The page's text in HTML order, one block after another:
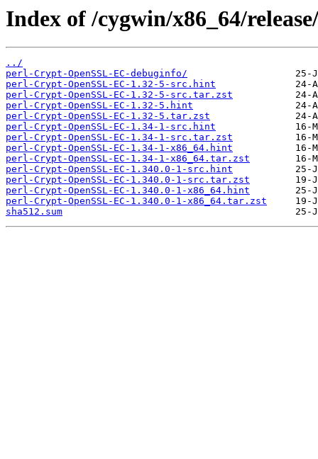
Index of /cygwin/x86_64/
../
perl-Crypt-OpenSSL-EC-debuginfo/
perl-Crypt-OpenSSL-EC-1.32-5-src.hint
perl-Crypt-OpenSSL-EC-1.32-5-src.tar.zst
perl-Crypt-OpenSSL-EC-1.32-5.hint
perl-Crypt-OpenSSL-EC-1.32-5.tar.zst
perl-Crypt-OpenSSL-EC-1.34-1-src.hint
perl-Crypt-OpenSSL-EC-1.34-1-src.tar.zst
perl-Crypt-OpenSSL-EC-1.34-1-x86_64.hint
perl-Crypt-OpenSSL-EC-1.34-1-x86_64.tar.zst
perl-Crypt-OpenSSL-EC-1.340.0-1-src.hint
perl-Crypt-OpenSSL-EC-1.340.0-1-src.tar.zst
perl-Crypt-OpenSSL-EC-1.340.0-1-x86_64.hint
perl-Crypt-OpenSSL-EC-1.340.0-1-x86_64.tar.zst
sha512.sum